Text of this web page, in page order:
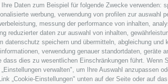
Daten zum Beispiel für folgende Zwecke
werbung, verwendung von profilen zur
messung der performance von inhalten,
reduzierter daten zur auswahl von inhalten,
datenschutz speichern und übermitteln, abgleichung
verwendung genauer standortdaten,
dies zu wesentlichen Einschränkungen führt.
verwalten", um Ihre Auswahl anzupassen
„Cookie-Einstellungen" unten auf der Seite oder auf
WERBUNG
LESERKOMMENTARE
VOTING
KLEINANZEIGER
NÜTZLICHE LINKS
WETTER
WEBCAM
VIDEOS
TRAUER